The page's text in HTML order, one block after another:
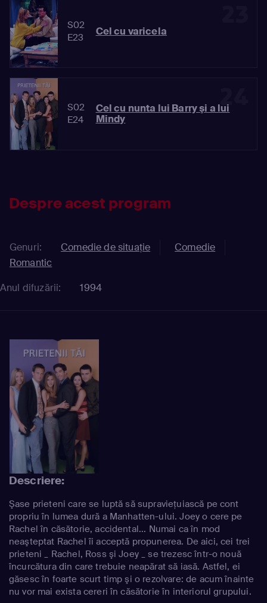
S02
E23
Cel cu varicela
24
S02
E24
Cel cu nunta lui Barry şi a lui
Mindy
Despre acest program
Genuri: Comedie de situație
Comedie
Romantic
Anul difuzării:
1994
Descriere:
Şase prieteni care se luptă să supravieţuiască pe cont
propriu în lumea dură a Manhatten-ului. Joey o cere pe
Rachel în căsătorie, accidental... Numai ca în mod
neaşteptat Rachel îi acceptă propunerea. De aici, cei trei
prieteni _ Rachel, Ross şi Joey _ se trezesc într-o nouă
încurcătura din care trebuie neapărat să iasă. Astfel, ei
găsesc în foarte scurt timp şi o rezolvare: de acum înainte
nu vor mai exista cereri în căsătorie în interiorul grupului.